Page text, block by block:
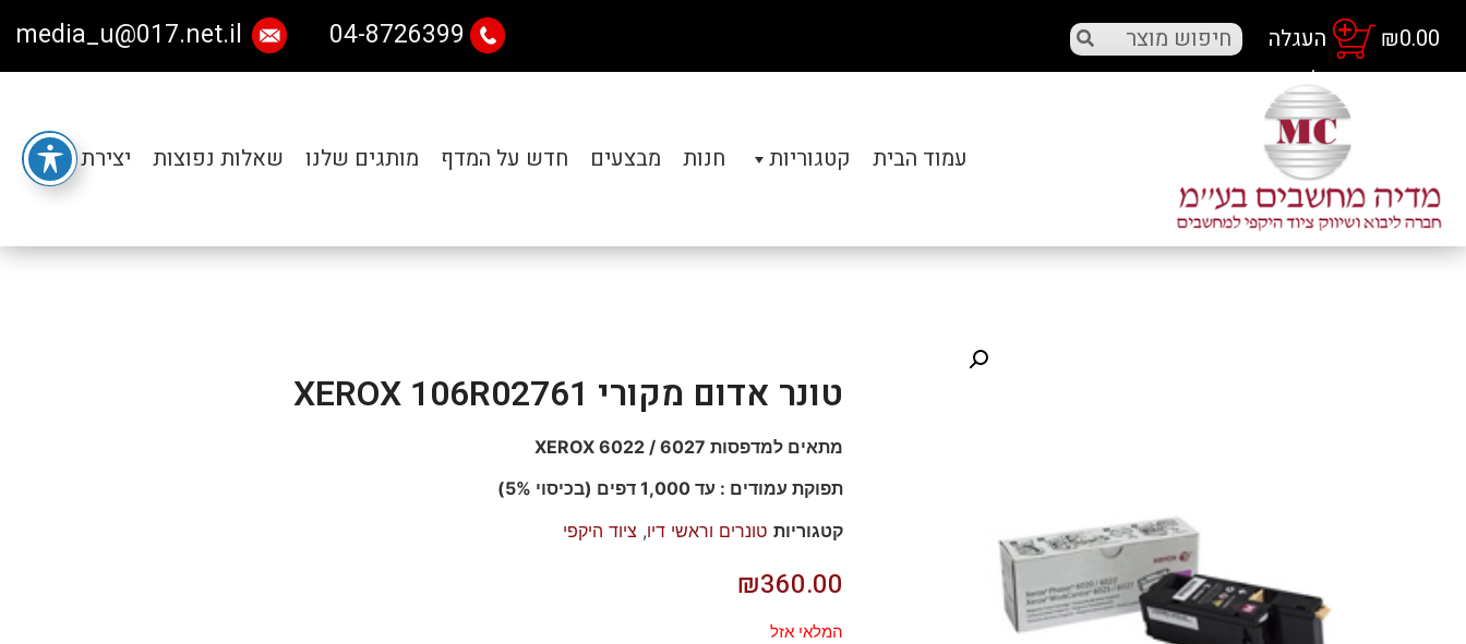
₪0.00
04-8726399
media_u@017.net.il
עמוד הבית קטגוריות חנות מבצעים חדש על המדף מותגים שלנו שאלות נפוצות יצירת קשר
טונר אדום מקורי XEROX 106R02761
מתאים למדפסות XEROX 6022 / 6027
תפוקת עמודים : עד 1,000 דפים (בכיסוי 5%)
קטגוריות טונרים וראשי דיו, ציוד היקפי
₪360.00
המלאי אזל